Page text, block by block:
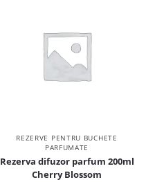
REZERVE PENTRU BUCHETE
PARFUMATE
Rezerva difuzor parfum 200ml
Cherry Blossom